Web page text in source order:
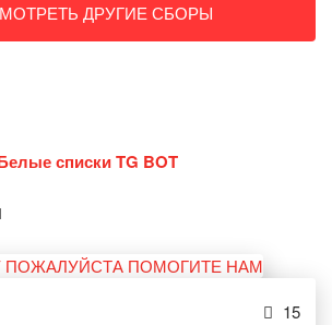
ДРУГИЕ СБОРЫ
списки TG BOT
15